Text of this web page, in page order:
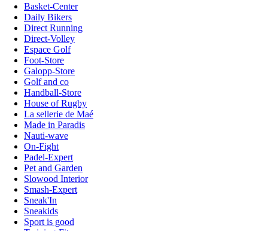
Basket-Center
Daily Bikers
Direct Running
Direct-Volley
Espace Golf
Foot-Store
Galopp-Store
Golf and co
Handball-Store
House of Rugby
La sellerie de Maé
Made in Paradis
Nauti-wave
On-Fight
Padel-Expert
Pet and Garden
Slowood Interior
Smash-Expert
Sneak'In
Sneakids
Sport is good